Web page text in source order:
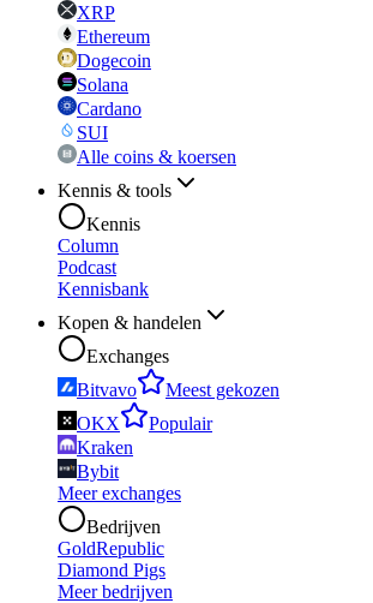
XRP
Ethereum
Dogecoin
Solana
Cardano
SUI
Alle coins & koersen
Kennis & tools
Kennis
Column
Podcast
Kennisbank
Kopen & handelen
Exchanges
Bitvavo
Meest gekozen
OKX
Populair
Kraken
Bybit
Meer exchanges
Bedrijven
GoldRepublic
Diamond Pigs
Meer bedrijven